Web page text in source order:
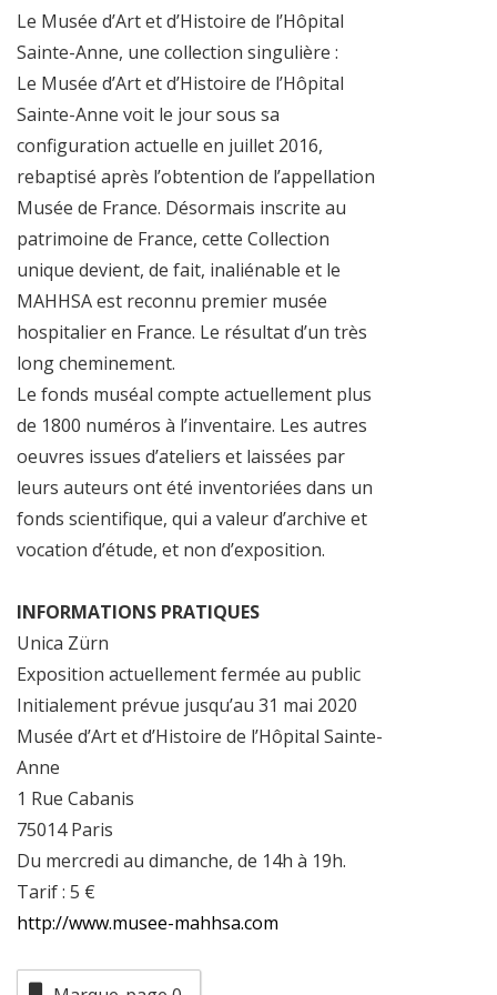
Le Musée d’Art et d’Histoire de l’Hôpital
Sainte-Anne, une collection singulière :
Le Musée d’Art et d’Histoire de l’Hôpital
Sainte-Anne voit le jour sous sa
configuration actuelle en juillet 2016,
rebaptisé après l’obtention de l’appellation
Musée de France. Désormais inscrite au
patrimoine de France, cette Collection
unique devient, de fait, inaliénable et le
MAHHSA est reconnu premier musée
hospitalier en France. Le résultat d’un très
long cheminement.
Le fonds muséal compte actuellement plus
de 1800 numéros à l’inventaire. Les autres
oeuvres issues d’ateliers et laissées par
leurs auteurs ont été inventoriées dans un
fonds scientifique, qui a valeur d’archive et
vocation d’étude, et non d’exposition.
INFORMATIONS PRATIQUES
Unica Zürn
Exposition actuellement fermée au public
Initialement prévue jusqu’au 31 mai 2020
Musée d’Art et d’Histoire de l’Hôpital Sainte-
Anne
1 Rue Cabanis
75014 Paris
Du mercredi au dimanche, de 14h à 19h.
Tarif : 5 €
http://www.musee-mahhsa.com